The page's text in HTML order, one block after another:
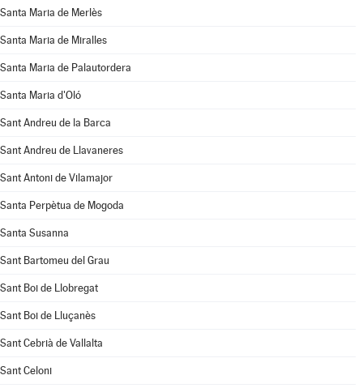
Santa Maria de Merlès
Santa Maria de Miralles
Santa Maria de Palautordera
Santa Maria d'Oló
Sant Andreu de la Barca
Sant Andreu de Llavaneres
Sant Antoni de Vilamajor
Santa Perpètua de Mogoda
Santa Susanna
Sant Bartomeu del Grau
Sant Boi de Llobregat
Sant Boi de Lluçanès
Sant Cebrià de Vallalta
Sant Celoni